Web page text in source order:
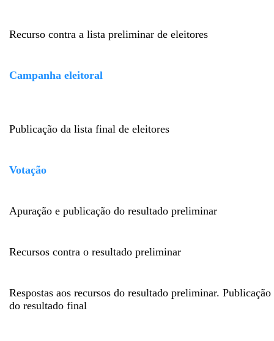
Recurso contra a lista preliminar de eleitores
Campanha eleitoral
Publicação da lista final de eleitores
Votação
Apuração e publicação do resultado preliminar
Recursos contra o resultado preliminar
Respostas aos recursos do resultado preliminar. Publicação
do resultado final